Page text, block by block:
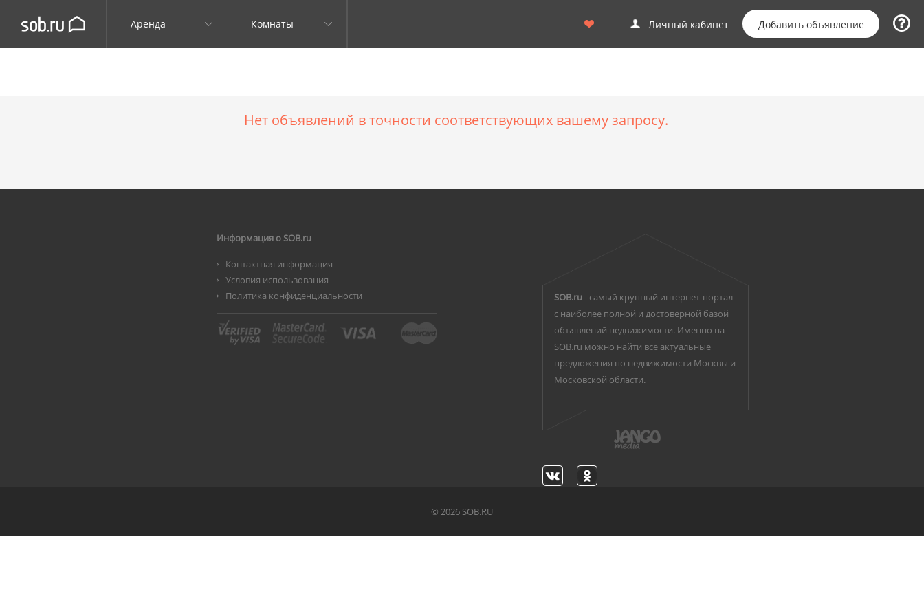
Аренда Комнаты Личный кабинет Добавить объявление
Нет объявлений в точности соответствующих вашему запросу.
Информация о SOB.ru
Контактная информация
Условия использования
Политика конфиденциальности
SOB.ru- самый крупный интернет-портал
с наиболее полной и достоверной базой
объявлений недвижимости. Именно на
SOB.ru можно найти все актуальные
предложения по недвижимости Москвы и
Московской области.
© 2026 SOB.RU